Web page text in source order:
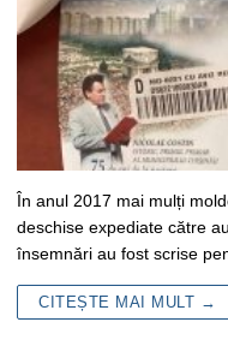
În anul 2017 mai mulți
deschise expediate către
însemnări au fost scrise
CITEȘTE MAI MULT →